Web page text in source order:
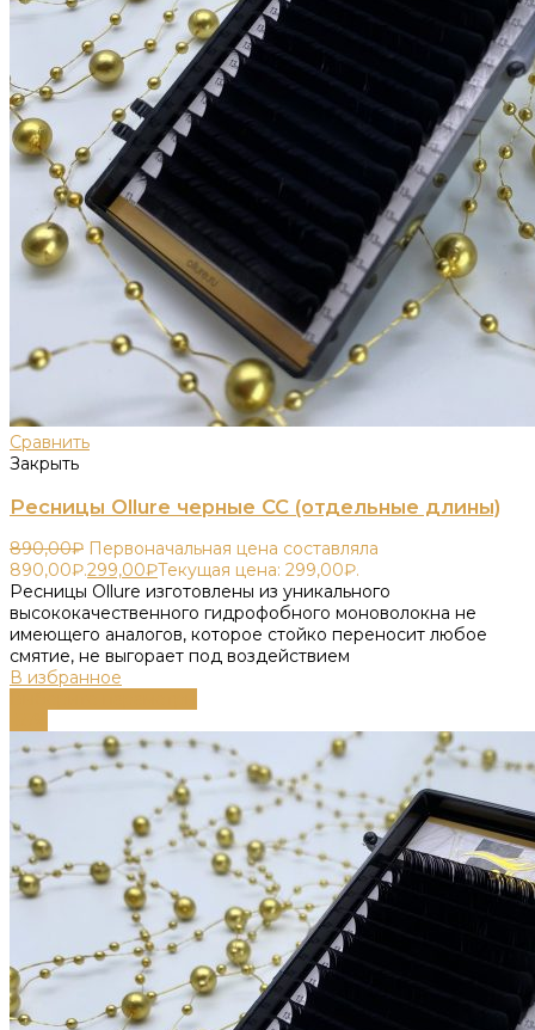
Сравнить
Закрыть
Ресницы Ollure черные CC (отдельные длины)
890,00₽ Первоначальная цена составляла
890,00₽.299,00₽Текущая цена: 299,00₽.
Ресницы Ollure изготовлены из уникального
высококачественного гидрофобного моноволокна не
имеющего аналогов, которое стойко переносит любое
смятие, не выгорает под воздействием
В избранное